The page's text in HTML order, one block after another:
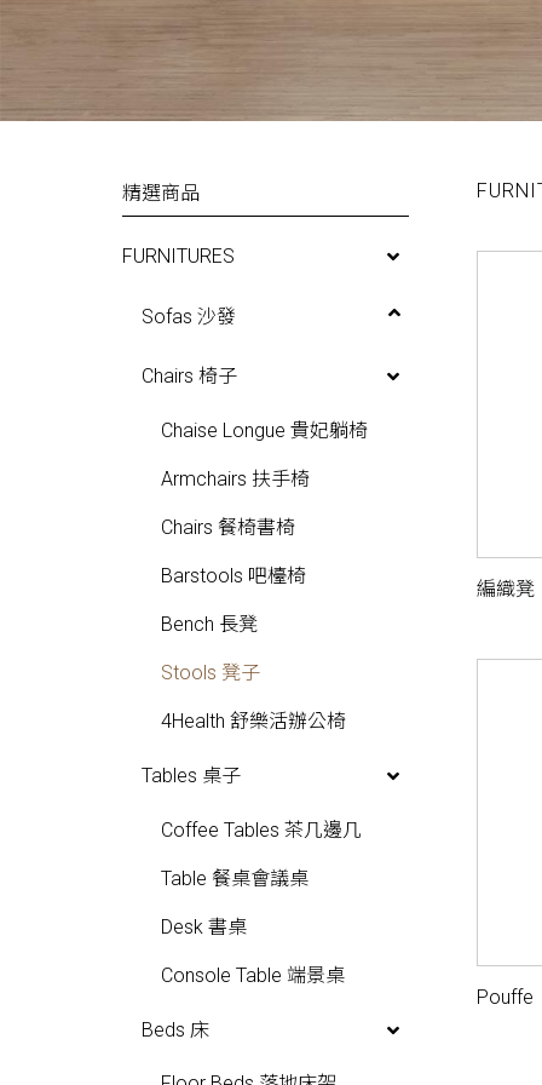
精選商品
FURNITURES
Sofas 沙發
Lowback Sofas 低背沙發
Highback Sofas 高背沙發
Non-Directional Sofas 無向
Chairs 椅子
Chaise Longue 貴妃躺椅
Armchairs 扶手椅
Chairs 餐椅書椅
Barstools 吧檯椅
Bench 長凳
Stools 凳子
4Health 舒樂活辦公椅
Tables 桌子
Coffee Tables 茶几邊几
Table 餐桌會議桌
Desk 書桌
Console Table 端景桌
Beds 床
編織凳
Pouffe